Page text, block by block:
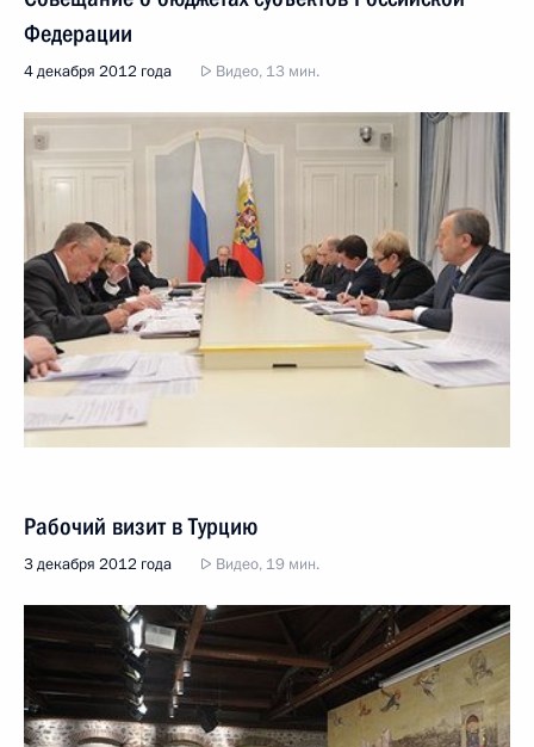
Федерации
4 декабря 2012 года Видео, 13 мин.
Рабочий визит в Турцию
3 декабря 2012 года Видео, 19 мин.